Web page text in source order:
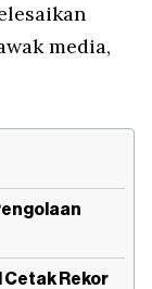
media,
Cetak Rekor